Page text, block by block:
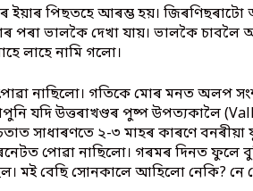
পিছতহে আৰম্ভ হয়।
পৰা ভালকৈ দেখা যায়। ভালকৈ
লাহে নামি গলো।
নাছিলো। গতিকে মোৰ মনত অলপ
যদি উত্তৰাখণ্ডৰ পুষ্প উপত্যকালৈ
সাধাৰণতে ২-৩ মাহৰ কাৰণে
পোৱা নাছিলো। গৰমৰ দিনত ফুলে
মই বেছি সোনকালে আহিলো নেকি? নে